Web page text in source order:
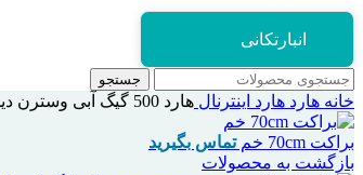
انبارتکانی
جستجو
خانه هارد هارد اینترنال هارد 500 گیگ آبی وسترن دیجیتال با گارانتی اصلی
براکت 70cm خم
تماس بگیرید
بازگشت به محصولات